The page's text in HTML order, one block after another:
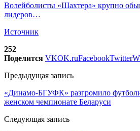
Волейболисты «Шахтера» крупно
лидеров…
Источник
252
Поделится VKOK.ruFacebookTwitter
Предыдущая запись
«Динамо-БГУФК» разгромило
женском чемпионате Беларуси
Следующая запись